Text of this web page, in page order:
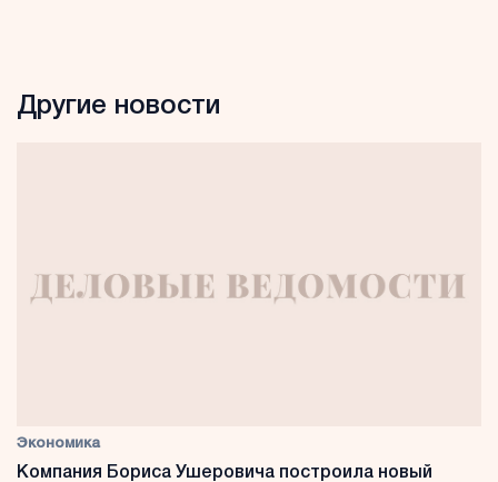
Другие новости
Экономика
Компания Бориса Ушеровича построила новый